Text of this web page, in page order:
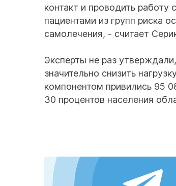
контакт и проводить
пациентами из групп риска
самолечения, - считает
Эксперты не раз
значительно снизить
компонентом привились 95
30 процентов населения